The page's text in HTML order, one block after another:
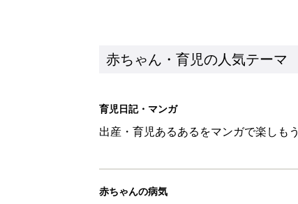
赤ちゃん・育児の人気テーマ
育児日記・マンガ
出産・育児あるあるをマンガで楽しもう
赤ちゃんの病気